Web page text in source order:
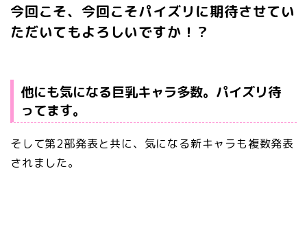
今回こそ、今回こそパイズリに期待させてい
ただいてもよろしいですか！？
他にも気になる巨乳キャラ多数。パイズリ待
ってます。
そして第2部発表と共に、気になる新キャラも複数発表
されました。